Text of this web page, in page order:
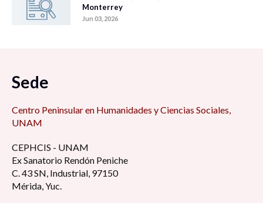
Monterrey
Jun 03, 2026
Sede
Centro Peninsular en Humanidades y Ciencias Sociales,
UNAM
CEPHCIS - UNAM
Ex Sanatorio Rendón Peniche
C. 43 SN, Industrial, 97150
Mérida, Yuc.